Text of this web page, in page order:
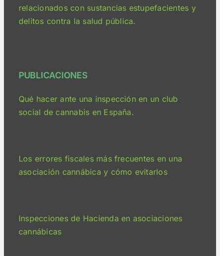
relacionados con sustancias estupefacientes y
delitos contra la salud pública.
PUBLICACIONES
Qué hacer ante una inspección en un club
social de cannabis en España.
Los errores fiscales más frecuentes en una
asociación cannábica y cómo evitarlos
Inspecciones de Hacienda en asociaciones
cannábicas